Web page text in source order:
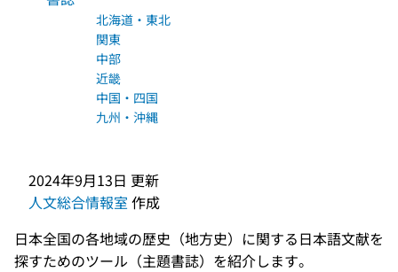
北海道・東北
関東
中部
近畿
中国・四国
九州・沖縄
2024年9月13日 更新
人文総合情報室 作成
日本全国の各地域の歴史（地方史）に関する日本語文献を
探すためのツール（主題書誌）を紹介します。